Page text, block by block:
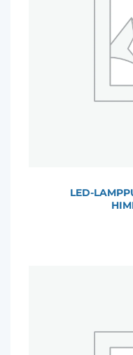
LED-